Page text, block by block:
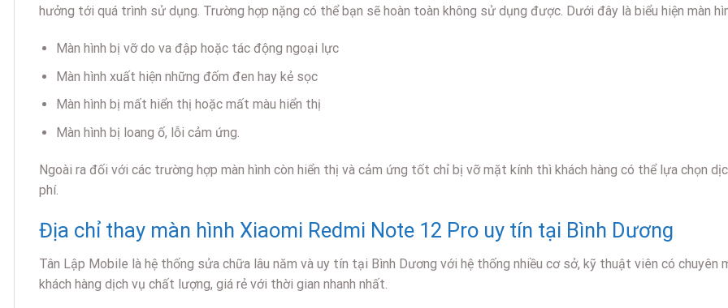
hưởng tới quá trình sử dụng. Trường hợp nặng có thể bạn sẽ hoàn toàn không sử dụng được. Dưới đây là biểu hiện màn
Màn hình bị vỡ do va đập hoặc tác động ngoại lực
Màn hình xuất hiện những đốm đen hay kẻ sọc
Màn hình bị mất hiển thị hoặc mất màu hiển thị
Màn hình bị loang ố, lỗi cảm ứng.
Ngoài ra đối với các trường hợp màn hình còn hiển thị và cảm ứng tốt chỉ bị vỡ mặt kính thì khách hàng có thể lựa chọn
phí.
Địa chỉ thay màn hình Xiaomi Redmi Note 12 Pro uy tín tại Bình Dương
Tân Lập Mobile là hệ thống sửa chữa lâu năm và uy tín tại Bình Dương với hệ thống nhiều cơ sở, kỹ thuật viên có
khách hàng dịch vụ chất lượng, giá rẻ với thời gian nhanh nhất.